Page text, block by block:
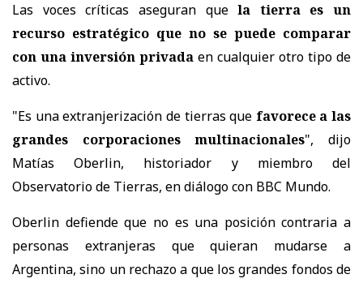
Las voces críticas aseguran quela tierra es un
recurso estratégico que no se puede comparar
con una inversión privada en cualquier otro tipo de
activo.
"Es una extranjerización de tierras que favorece a las
grandes corporaciones multinacionales", dijo
Matías Oberlin, historiador y miembro del
Observatorio de Tierras, en diálogo con BBC Mundo.
Oberlin defiende que no es una posición contraria a
personas extranjeras que quieran mudarse a
Argentina, sino un rechazo a que los grandes fondos de